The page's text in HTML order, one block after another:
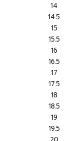
14
14.5
15
15.5
16
16.5
17
17.5
18
18.5
19
19.5